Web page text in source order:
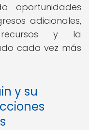
oportunidades
adicionales,
y la
cada vez más
y su